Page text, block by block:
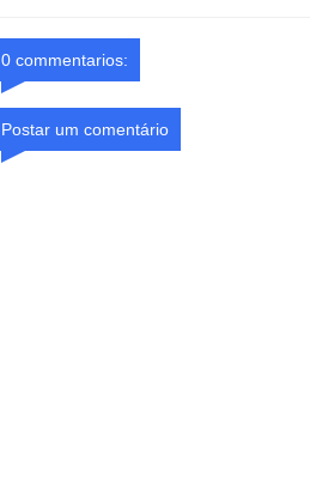
0 commentarios:
Postar um comentário